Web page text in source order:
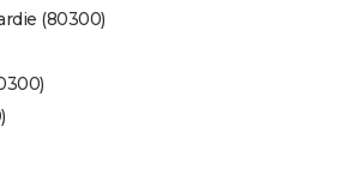
(80300)